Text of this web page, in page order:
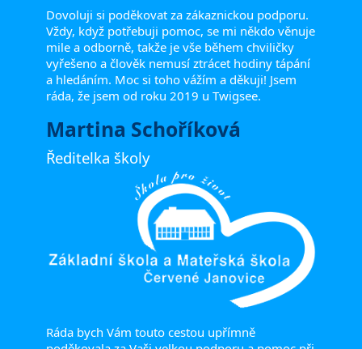
Dovoluji si poděkovat za zákaznickou podporu.
Vždy, když potřebuji pomoc, se mi někdo věnuje
mile a odborně, takže je vše během chviličky
vyřešeno a člověk nemusí ztrácet hodiny tápání
a hledáním. Moc si toho vážím a děkuji! Jsem
ráda, že jsem od roku 2019 u Twigsee.
Martina Schoříková
Ředitelka školy
Ráda bych Vám touto cestou upřímně